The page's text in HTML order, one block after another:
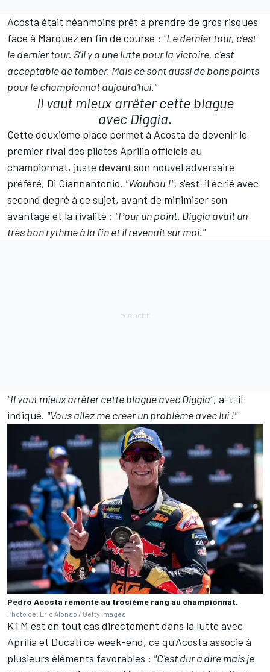
Acosta était néanmoins prêt à prendre de gros risques
face à Márquez en fin de course : "Le dernier tour, c'est
le dernier tour. S'il y a une lutte pour la victoire, c'est
acceptable de tomber. Mais ce sont aussi de bons points
pour le championnat aujourd'hui."
Il vaut mieux arrêter cette blague
avec Diggia.
Cette deuxième place permet à Acosta de devenir le
premier rival des pilotes Aprilia officiels au
championnat, juste devant son nouvel adversaire
préféré, Di Giannantonio. "Wouhou !", s'est-il écrié avec
second degré à ce sujet, avant de minimiser son
avantage et la rivalité : "Pour un point. Diggia avait un
très bon rythme à la fin et il revenait sur moi."
"Il vaut mieux arrêter cette blague avec Diggia", a-t-il
indiqué. "Vous allez me créer un problème avec lui!"
Pedro Acosta remonte au trosième rang au championnat.
Photo de: Eric Alonso / Getty Images
KTM est en tout cas directement dans la lutte avec
Aprilia et Ducati ce week-end, ce qu'Acosta associe à
plusieurs éléments favorables : "C'est dur à dire mais je